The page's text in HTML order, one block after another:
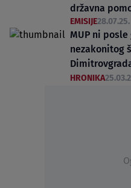
državna
EMISIJE28.07.25.
MUP ni
nezakonitog
HRONIKA